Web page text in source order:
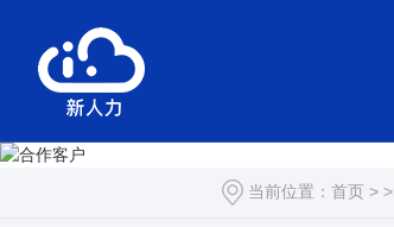
当前位置： 首页 > >